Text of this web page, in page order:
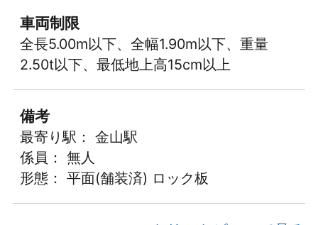
車両制限
全長5.00m以下、全幅1.90m以下、重量
2.50t以下、最低地上高15cm以上
備考
最寄り駅： 金山駅
係員： 無人
形態： 平面(舗装済) ロック板